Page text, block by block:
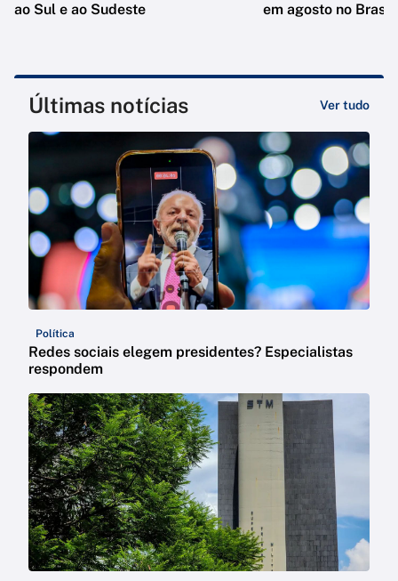
ao Sul e ao Sudeste
em agosto no
Últimas notícias Ver tudo
Política
Redes sociais elegem presidentes? Especialistas
respondem